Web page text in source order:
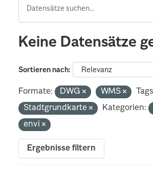
Keine Datensätze
Sortieren nach
Formate: DWG WMS
Stadtgrundkarte
Kategorien:
envi
Ergebnisse filtern